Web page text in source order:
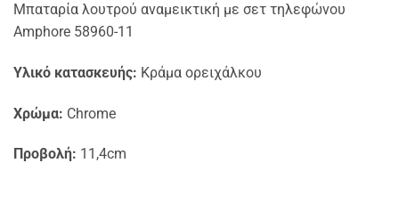
Μπαταρία λουτρού αναμεικτική με σετ τηλεφώνου
Amphore 58960-11
Υλικό κατασκευής: Κράμα ορειχάλκου
Χρώμα: Chrome
Προβολή: 11,4cm